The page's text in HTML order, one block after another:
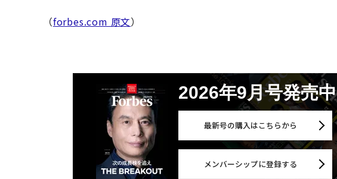
（forbes.com 原文）
2026年9月号発売中
最新号の購入はこちらから
メンバーシップに登録する